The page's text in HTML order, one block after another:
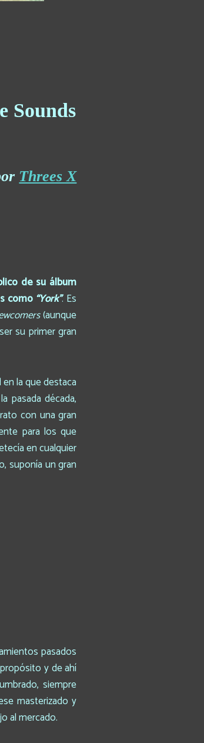
Sounds
Threes X
de su álbum
como “York”. Es
(aunque
su primer gran
la que destaca
pasada década,
con una gran
para los que
en cualquier
suponía un gran
pasados
y de ahí
siempre
masterizado y
al mercado.